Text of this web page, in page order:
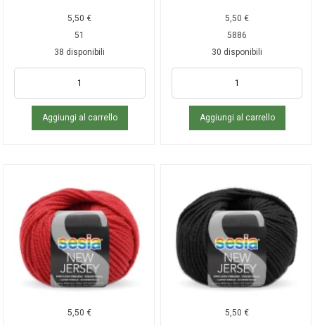
5,50€
51
38 disponibili
Aggiungi al carrello
5,50€
5886
30 disponibili
Aggiungi al carrello
5,50€
5,50€